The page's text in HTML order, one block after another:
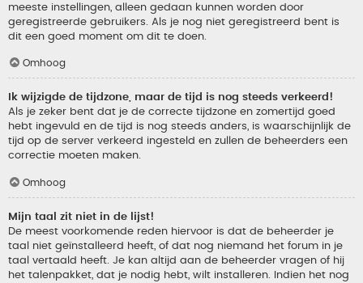
meeste instellingen, alleen gedaan kunnen worden door
geregistreerde gebruikers. Als je nog niet geregistreerd bent is
dit een goed moment om dit te doen.
Omhoog
Ik wijzigde de tijdzone, maar de tijd is nog steeds verkeerd!
Als je zeker bent dat je de correcte tijdzone en zomertijd goed
hebt ingevuld en de tijd is nog steeds anders, is waarschijnlijk de
tijd op de server verkeerd ingesteld en zullen de beheerders een
correctie moeten maken.
Omhoog
Mijn taal zit niet in de lijst!
De meest voorkomende reden hiervoor is dat de beheerder je
taal niet geïnstalleerd heeft, of dat nog niemand het forum in je
taal vertaald heeft. Je kan altijd aan de beheerder vragen of hij
het talenpakket, dat je nodig hebt, wilt installeren. Indien het nog